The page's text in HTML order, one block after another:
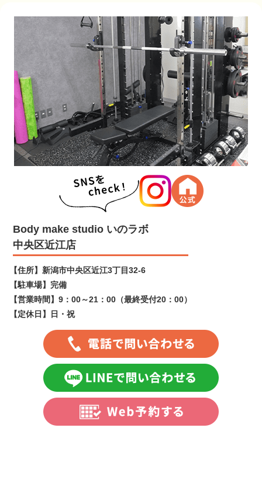
Body make studio いのラボ
中央区近江店
【住所】 新潟市中央区近江3丁目32-6
【駐車場】 完備
【営業時間】 9：00～21：00（最終受付20：00）
【定休日】
日・祝